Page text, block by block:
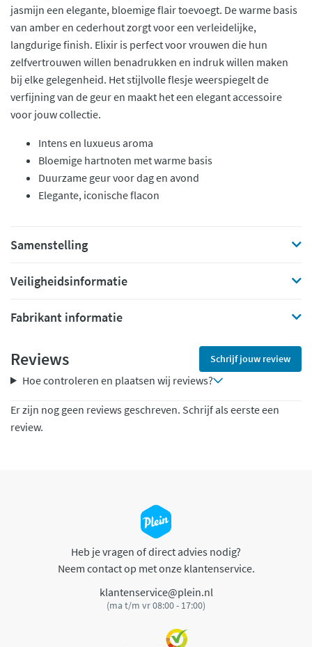
jasmijn een elegante, bloemige flair toevoegt. De warme basis
van amber en cederhout zorgt voor een verleidelijke,
langdurige finish. Elixir is perfect voor vrouwen die hun
zelfvertrouwen willen benadrukken en indruk willen maken
bij elke gelegenheid. Het stijlvolle flesje weerspiegelt de
verfijning van de geur en maakt het een elegant accessoire
voor jouw collectie.
Intens en luxueus aroma
Bloemige hartnoten met warme basis
Duurzame geur voor dag en avond
Elegante, iconische flacon
Samenstelling
Veiligheidsinformatie
Fabrikant informatie
Reviews Schrijf jouw review
Hoe controleren en plaatsen wij reviews?
Er zijn nog geen reviews geschreven. Schrijf als eerste een
review.
Heb je vragen of direct advies nodig?
Neem contact op met onze klantenservice.
klantenservice@plein.nl
(ma t/m vr 08:00 - 17:00)